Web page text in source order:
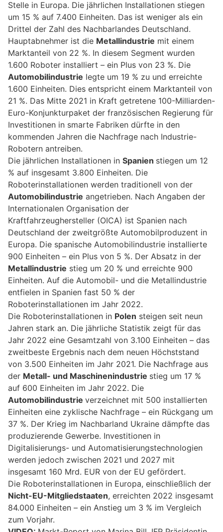
Stelle in Europa. Die jährlichen Installationen stiegen
um 15 % auf 7.400 Einheiten. Das ist weniger als ein
Drittel der Zahl des Nachbarlandes Deutschland.
Hauptabnehmer ist die Metallindustrie mit einem
Marktanteil von 22 %. In diesem Segment wurden
1.600 Roboter installiert – ein Plus von 23 %. Die
Automobilindustrie legte um 19 % zu und erreichte
1.600 Einheiten. Dies entspricht einem Marktanteil von
21 %. Das Mitte 2021 in Kraft getretene 100-Milliarden-
Euro-Konjunkturpaket der französischen Regierung für
Investitionen in smarte Fabriken dürfte in den
kommenden Jahren die Nachfrage nach Industrie-
Robotern antreiben.
Die jährlichen Installationen in Spanien stiegen um 12
% auf insgesamt 3.800 Einheiten. Die
Roboterinstallationen werden traditionell von der
Automobilindustrie angetrieben. Nach Angaben der
Internationalen Organisation der
Kraftfahrzeughersteller (OICA) ist Spanien nach
Deutschland der zweitgrößte Automobilproduzent in
Europa. Die spanische Automobilindustrie installierte
900 Einheiten – ein Plus von 5 %. Der Absatz in der
Metallindustrie stieg um 20 % und erreichte 900
Einheiten. Auf die Automobil- und die Metallindustrie
entfielen in Spanien fast 50 % der
Roboterinstallationen im Jahr 2022.
Die Roboterinstallationen in Polen steigen seit neun
Jahren stark an. Die jährliche Statistik zeigt für das
Jahr 2022 eine Gesamtzahl von 3.100 Einheiten – das
zweitbeste Ergebnis nach dem neuen Höchststand
von 3.500 Einheiten im Jahr 2021. Die Nachfrage aus
der Metall- und Maschinenindustrie stieg um 17 %
auf 600 Einheiten im Jahr 2022. Die
Automobilindustrie verzeichnet mit 500 installierten
Einheiten eine zyklische Nachfrage – ein Rückgang um
37 %. Der Krieg im Nachbarland Ukraine dämpfte das
produzierende Gewerbe. Investitionen in
Digitalisierungs- und Automatisierungstechnologien
werden jedoch zwischen 2021 und 2027 mit
insgesamt 160 Mrd. EUR von der EU gefördert.
Die Roboterinstallationen in Europa, einschließlich der
Nicht-EU-Mitgliedstaaten, erreichten 2022 insgesamt
84.000 Einheiten – ein Anstieg um 3 % im Vergleich
zum Vorjahr.